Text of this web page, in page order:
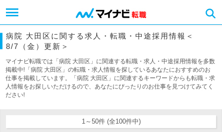
病院 大田区に関する求人・転職・中途採用情報＜
8/7（金）更新＞
マイナビ転職では「病院 大田区」に関連する転職・求人・中途採用情報を多数
掲載中!「病院 大田区」の転職・求人情報を探しているあなたにおすすめのお
仕事を掲載しています。「病院 大田区」に関連するキーワードからも転職・求
人情報をお探しいただけるので、あなたにぴったりのお仕事を見つけてみてく
ださい!
1～50件 (全100件中)